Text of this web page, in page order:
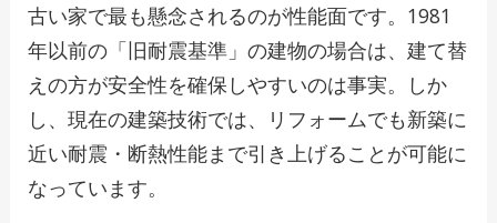
古い家で最も懸念されるのが性能面です。1981
年以前の「旧耐震基準」の建物の場合は、建て替
えの方が安全性を確保しやすいのは事実。しか
し、現在の建築技術では、リフォームでも新築に
近い耐震・断熱性能まで引き上げることが可能に
なっています。